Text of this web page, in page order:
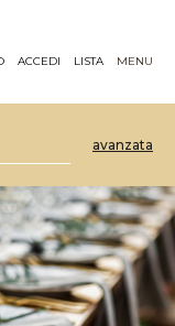
ACCEDI LISTA MENU
avanzata